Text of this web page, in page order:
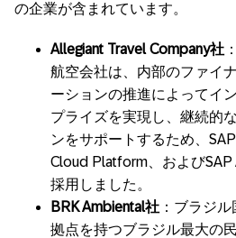
の企業が含まれています。
Allegiant Travel Company社
航空会社は、内部のファイ
ーションの推進によってイ
プライズを実現し、継続的
ンをサポートするため、
Cloud Platform、および
採用しました。
BRK Ambiental社 ：ブラジ
拠点を持つブラジル最大の